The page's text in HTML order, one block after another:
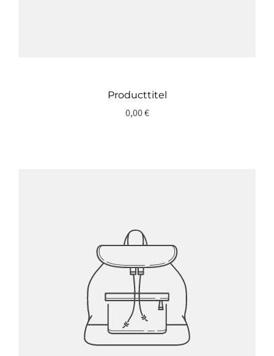
Producttitel
0,00 €